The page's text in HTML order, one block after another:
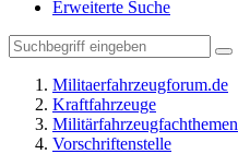
Erweiterte Suche
Militaerfahrzeugforum.de
Kraftfahrzeuge
Militärfahrzeugfachthemen
Vorschriftenstelle